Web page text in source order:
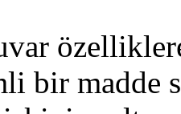
bir madde